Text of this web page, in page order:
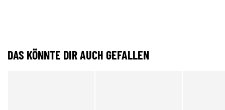
DAS KÖNNTE DIR AUCH GEFALLEN